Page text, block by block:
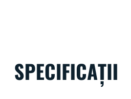
SPECIFICAȚII